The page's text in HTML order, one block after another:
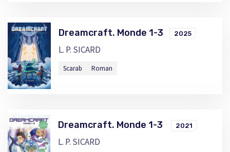
Dreamcraft. Monde 1-3 2025
L. P. SICARD
Scarab Roman
Dreamcraft. Monde 1-3 2021
L. P. SICARD